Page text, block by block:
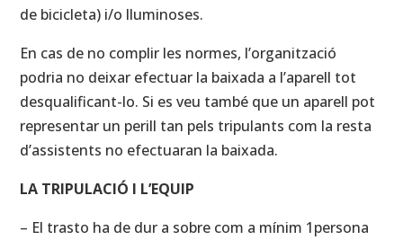
de bicicleta) i/o lluminoses.
En cas de no complir les normes, l’organització
podria no deixar efectuar la baixada a l’aparell tot
desqualificant-lo. Si es veu també que un aparell pot
representar un perill tan pels tripulants com la resta
d’assistents no efectuaran la baixada.
LA TRIPULACIÓ I L’EQUIP
– El trasto ha de dur a sobre com a mínim 1persona